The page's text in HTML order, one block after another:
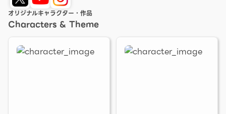
オリジナルキャラクター・作品
Characters & Theme